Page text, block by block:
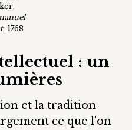
, 1768
: un
et la tradition
ce que l’on